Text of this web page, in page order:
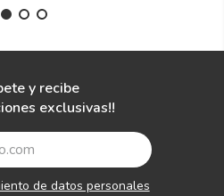
y recibe
exclusivas!!
de datos personales